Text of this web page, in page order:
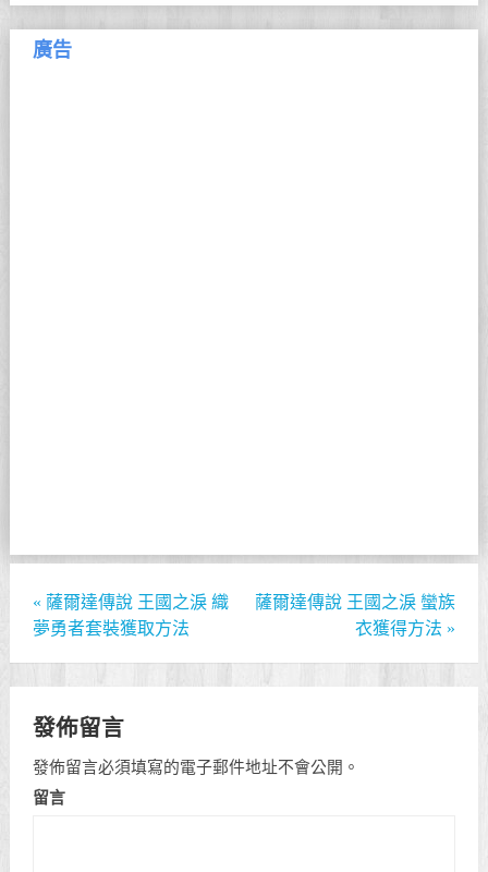
廣告
« 薩爾達傳說 王國之淚 織
夢勇者套裝獲取方法
薩爾達傳說 王國之淚 蠻族
衣獲得方法 »
發佈留言
發佈留言必須填寫的電子郵件地址不會公開。
留言